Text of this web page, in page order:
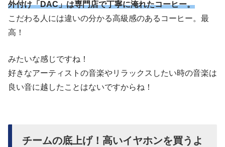
外付け「DAC」は専門店で丁寧に淹れたコーヒー。
こだわる人には違いの分かる高級感のあるコーヒー。最
高！
みたいな感じですね！
好きなアーティストの音楽やリラックスしたい時の音楽は
良い音に越したことはないですからね！
チームの底上げ！高いイヤホンを買うよ